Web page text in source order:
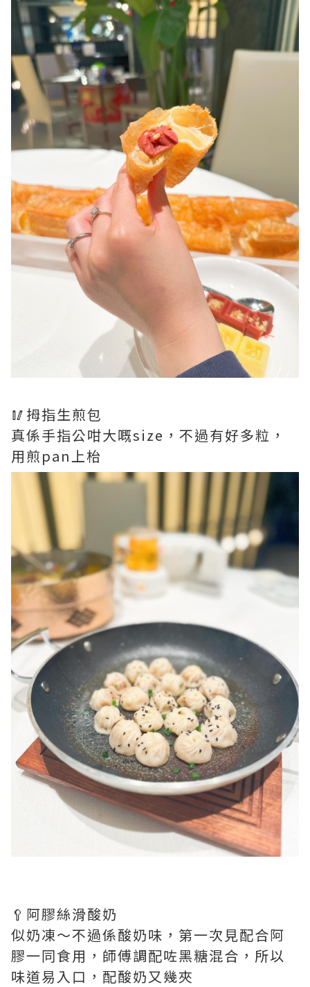
🥢拇指生煎包
真係手指公咁大嘅size，不過有好多粒，
用煎pan上枱
🥄阿膠絲滑酸奶
似奶凍～不過係酸奶味，第一次見配合阿
膠一同食用，師傅調配咗黑糖混合，所以
味道易入口，配酸奶又幾夾